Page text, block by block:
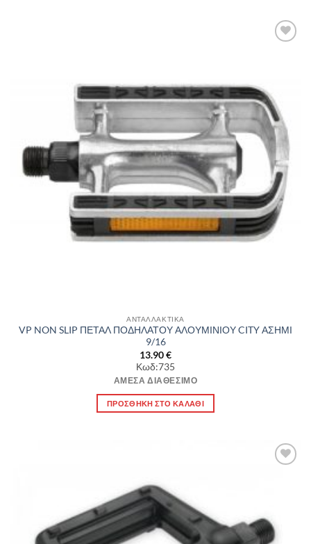
ΑΝΤΑΛΛΑΚΤΙΚΑ
VP NON SLIP ΠΕΤΑΛ ΠΟΔΗΛΑΤΟΥ ΑΛΟΥΜΙΝΙΟΥ CITY ΑΣΗΜΙ
9/16
13.90€
Κωδ:735
ΆΜΕΣΑ ΔΙΑΘΈΣΙΜΟ
ΠΡΟΣΘΉΚΗ ΣΤΟ ΚΑΛΆΘΙ